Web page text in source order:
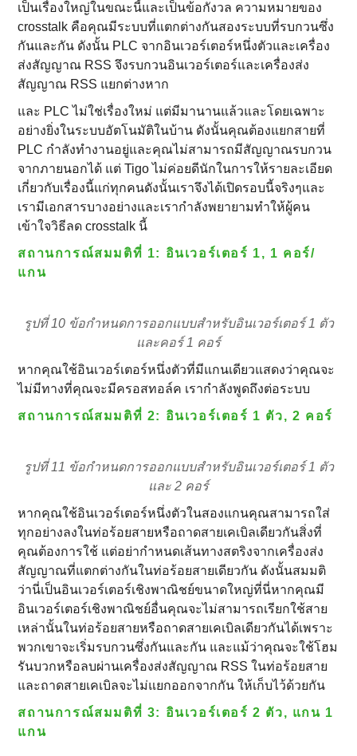
เป็นเรื่องใหญ่ในขณะนี้และเป็นข้อกังวล ความหมายของ
crosstalk คือคุณมีระบบที่แตกต่างกันสองระบบที่รบกวนซึ่ง
กันและกัน ดังนั้น PLC จากอินเวอร์เตอร์หนึ่งตัวและเครื่อง
ส่งสัญญาณ RSS จึงรบกวนอินเวอร์เตอร์และเครื่องส่ง
สัญญาณ RSS แยกต่างหาก
และ PLC ไม่ใช่เรื่องใหม่ แต่มีมานานแล้วและโดยเฉพาะ
อย่างยิ่งในระบบอัตโนมัติในบ้าน ดังนั้นคุณต้องแยกสายที่
PLC กําลังทํางานอยู่และคุณไม่สามารถมีสัญญาณรบกวน
จากภายนอกได้ แต่ Tigo ไม่ค่อยดีนักในการให้รายละเอียด
เกี่ยวกับเรื่องนี้แก่ทุกคนดังนั้นเราจึงได้เปิดรอบนี้จริงๆและ
เรามีเอกสารบางอย่างและเรากําลังพยายามทําให้ผู้คน
เข้าใจวิธีลด crosstalk นี้
สถานการณ์สมมติที่ 1: อินเวอร์เตอร์ 1, 1 คอร์/
แกน
รูปที่ 10 ข้อกําหนดการออกแบบสําหรับอินเวอร์เตอร์ 1 ตัว
และคอร์ 1 คอร์
หากคุณใช้อินเวอร์เตอร์หนึ่งตัวที่มีแกนเดียวแสดงว่าคุณจะ
ไม่มีทางที่คุณจะมีครอสทอล์ค เรากําลังพูดถึงต่อระบบ
สถานการณ์สมมติที่ 2: อินเวอร์เตอร์ 1 ตัว, 2 คอร์
รูปที่ 11 ข้อกําหนดการออกแบบสําหรับอินเวอร์เตอร์ 1 ตัว
และ 2 คอร์
หากคุณใช้อินเวอร์เตอร์หนึ่งตัวในสองแกนคุณสามารถใส่
ทุกอย่างลงในท่อร้อยสายหรือถาดสายเคเบิลเดียวกันสิ่งที่
คุณต้องการใช้ แต่อย่ากําหนดเส้นทางสตริงจากเครื่องส่ง
สัญญาณที่แตกต่างกันในท่อร้อยสายเดียวกัน ดังนั้นสมมติ
ว่านี่เป็นอินเวอร์เตอร์เชิงพาณิชย์ขนาดใหญ่ที่นี่หากคุณมี
อินเวอร์เตอร์เชิงพาณิชย์อื่นคุณจะไม่สามารถเรียกใช้สาย
เหล่านั้นในท่อร้อยสายหรือถาดสายเคเบิลเดียวกันได้เพราะ
พวกเขาจะเริ่มรบกวนซึ่งกันและกัน และแม้ว่าคุณจะใช้โฮม
รันบวกหรือลบผ่านเครื่องส่งสัญญาณ RSS ในท่อร้อยสาย
และถาดสายเคเบิลจะไม่แยกออกจากกัน ให้เก็บไว้ด้วยกัน
สถานการณ์สมมติที่ 3: อินเวอร์เตอร์ 2 ตัว, แกน 1
แกน